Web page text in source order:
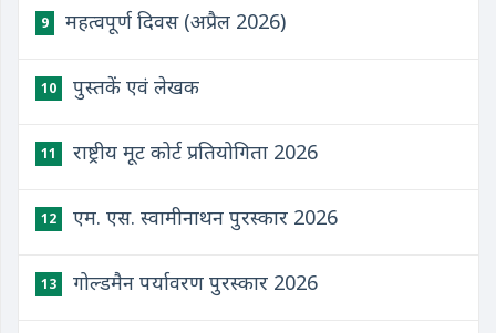
9 महत्वपूर्ण दिवस (अप्रैल 2026)
10 पुस्तकें एवं लेखक
11 राष्ट्रीय मूट कोर्ट प्रतियोगिता 2026
12 एम. एस. स्वामीनाथन पुरस्कार 2026
13 गोल्डमैन पर्यावरण पुरस्कार 2026